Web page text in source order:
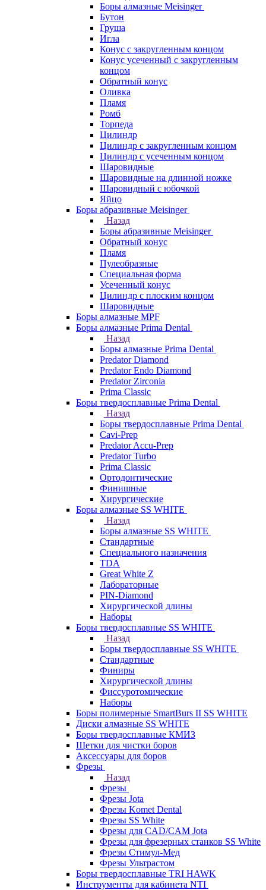
Боры алмазные Meisinger
Бутон
Груша
Игла
Конус c закругленным концом
Конус усеченный c закругленным
концом
Обратный конус
Оливка
Пламя
Ромб
Торпеда
Цилиндр
Цилиндр с закругленным концом
Цилиндр с усеченным концом
Шаровидные
Шаровидные на длинной ножке
Шаровидный с юбочкой
Яйцо
Боры абразивные Meisinger
Назад
Боры абразивные Meisinger
Обратный конус
Пламя
Пулеобразные
Специальная форма
Усеченный конус
Цилиндр с плоским концом
Шаровидные
Боры алмазные MPF
Боры алмазные Prima Dental
Назад
Боры алмазные Prima Dental
Predator Diamond
Predator Endo Diamond
Predator Zirconia
Prima Classic
Боры твердосплавные Prima Dental
Назад
Боры твердосплавные Prima Dental
Cavi-Prep
Predator Accu-Prep
Predator Turbo
Prima Classic
Ортодонтические
Финишные
Хирургические
Боры алмазные SS WHITE
Назад
Боры алмазные SS WHITE
Стандартные
Специального назначения
TDA
Great White Z
Лабораторные
PIN-Diamond
Хирургической длины
Наборы
Боры твердосплавные SS WHITE
Назад
Боры твердосплавные SS WHITE
Стандартные
Финиры
Хирургической длины
Фиссуротомические
Наборы
Боры полимерные SmartBurs II SS WHITE
Диски алмазные SS WHITE
Боры твердосплавные КМИЗ
Щетки для чистки боров
Аксессуары для боров
Фрезы
Назад
Фрезы
Фрезы Jota
Фрезы Komet Dental
Фрезы SS White
Фрезы для CAD/CAM Jota
Фрезы для фрезерных станков SS White
Фрезы Стимул-Мед
Фрезы Ультрастом
Боры твердосплавные TRI HAWK
Инструменты для кабинета NTI